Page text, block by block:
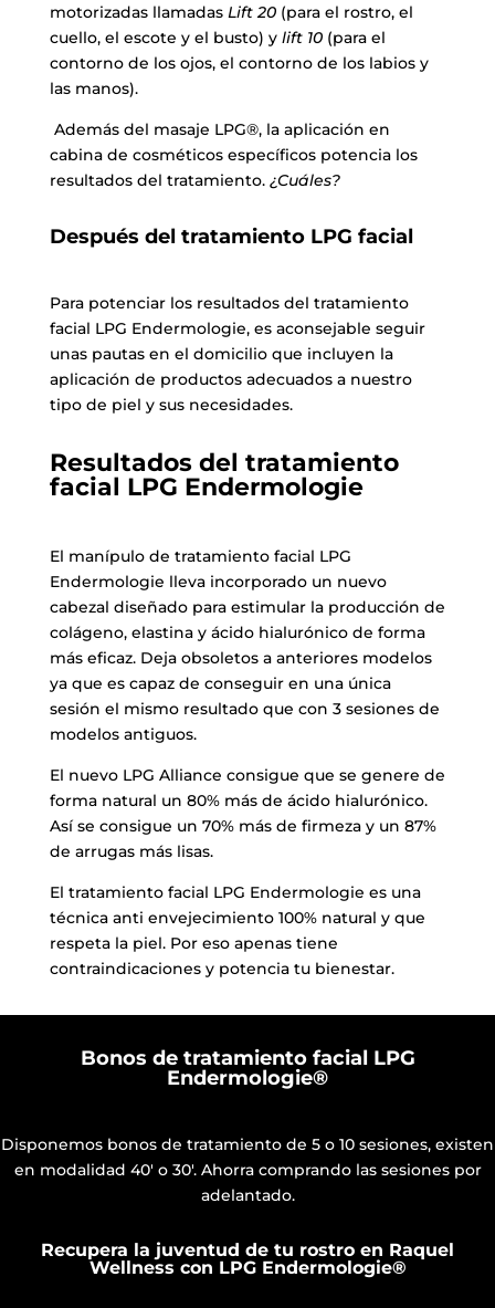
motorizadas llamadas Lift 20(para el rostro, el
cuello, el escote y el busto) y lift 10(para el
contorno de los ojos, el contorno de los labios y
las manos).
Además del masaje LPG®, la aplicación en
cabina de cosméticos específicos potencia los
resultados del tratamiento. ¿Cuáles?
Después del tratamiento LPG facial
Para potenciar los resultados del tratamiento
facial LPG Endermologie, es aconsejable seguir
unas pautas en el domicilio que incluyen la
aplicación de productos adecuados a nuestro
tipo de piel y sus necesidades.
Resultados del tratamiento
facial LPG Endermologie
El manípulo de tratamiento facial LPG
Endermologie lleva incorporado un nuevo
cabezal diseñado para estimular la producción de
colágeno, elastina y ácido hialurónico de forma
más eficaz. Deja obsoletos a anteriores modelos
ya que es capaz de conseguir en una única
sesión el mismo resultado que con 3 sesiones de
modelos antiguos.
El nuevo LPG Alliance consigue que se genere de
forma natural un 80% más de ácido hialurónico.
Así se consigue un 70% más de firmeza y un 87%
de arrugas más lisas.
El tratamiento facial LPG Endermologie es una
técnica anti envejecimiento 100% natural y que
respeta la piel. Por esoapenas tiene
contraindicaciones y potencia tu bienestar.
Bonos de tratamiento facial LPG
Endermologie®
Disponemos bonos de tratamiento de 5 o 10 sesiones, existen
en modalidad 40' o 30'. Ahorra comprando las sesiones por
adelantado.
Recupera la juventud de tu rostro en Raquel
Wellness con LPG Endermologie®